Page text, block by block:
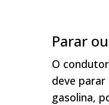
Parar
O
deve
gasolina,